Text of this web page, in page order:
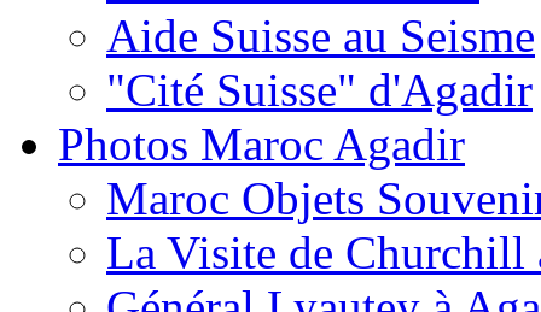
Aide Suisse au Seisme
"Cité Suisse" d'Agadir
Photos Maroc Agadir
Maroc Objets
La Visite de Churchill